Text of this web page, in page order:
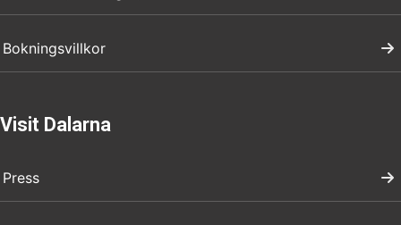
Bokningsvillkor
Visit Dalarna
Press